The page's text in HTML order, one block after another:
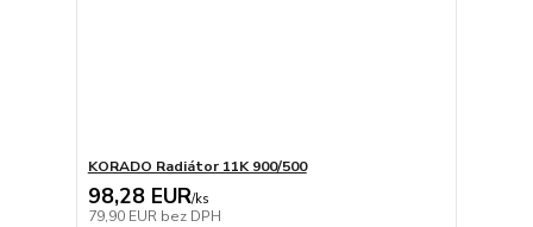
KORADO Radiátor 11K 900/500
98,28 EUR/ks
79,90 EUR bez DPH